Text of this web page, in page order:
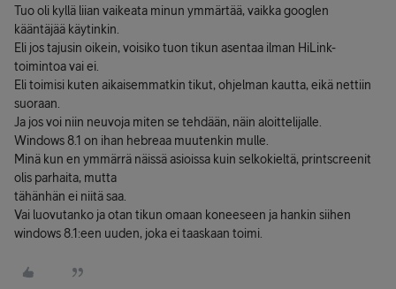
Tuo oli kyllä liian vaikeata minun ymmärtää, vaikka googlen
kääntäjää käytinkin.
Eli jos tajusin oikein, voisiko tuon tikun asentaa ilman HiLink-
toimintoa vai ei.
Eli toimisi kuten aikaisemmatkin tikut, ohjelman kautta, eikä nettiin
suoraan.
Ja jos voi niin neuvoja miten se tehdään, näin aloittelijalle.
Windows 8.1 on ihan hebreaa muutenkin mulle.
Minä kun en ymmärrä näissä asioissa kuin selkokieltä, printscreenit
olis parhaita, mutta
tähänhän ei niitä saa.
Vai luovutanko ja otan tikun omaan koneeseen ja hankin siihen
windows 8.1:een uuden, joka ei taaskaan toimi.